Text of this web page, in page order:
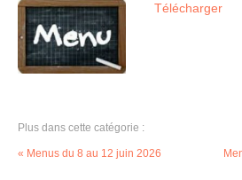
Télécharger
Plus dans cette catégorie :
« Menus du 8 au 12 juin 2026